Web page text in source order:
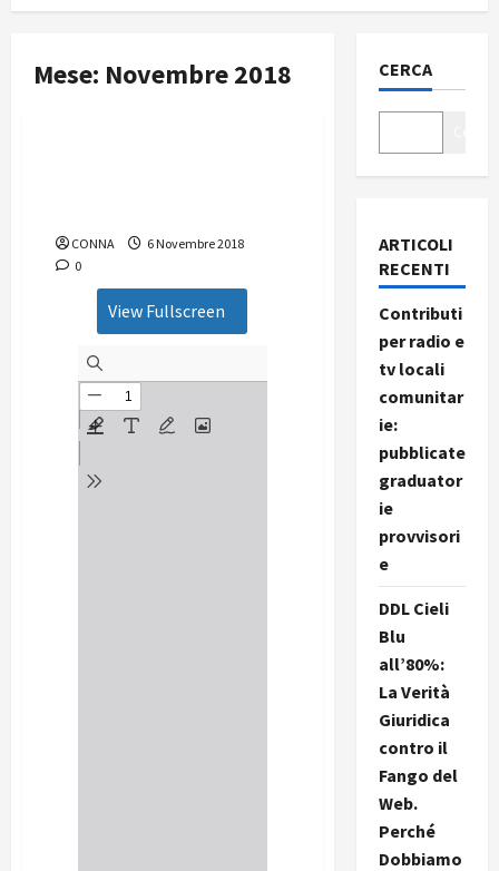
Mese: Novembre 2018
CONNA
6 Novembre 2018
0
View Fullscreen
CERCA
ARTICOLI
RECENTI
Contributi
per radio e
tv locali
comunitar
ie:
pubblicate
graduator
ie
provvisori
e
DDL Cieli
Blu
all’80%:
La Verità
Giuridica
contro il
Fango del
Web.
Perché
Dobbiamo